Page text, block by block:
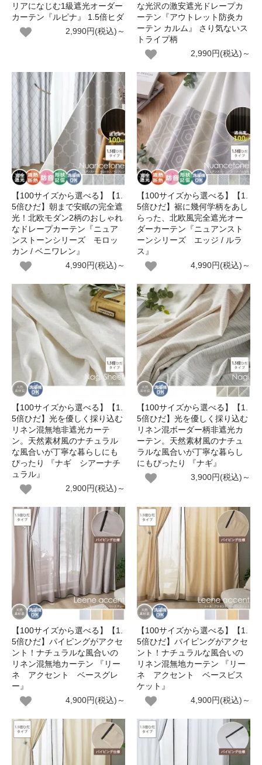
リアになじむ1級遮光オーダー
カーテン『ルピナ』 1.5倍ヒダ
2,990円(税込)～
な光沢の激安遮光ドレープカ
ーテン『アウトレット防炎カ
ーテン カルム』 さり気ないス
トライプ柄
2,990円(税込)～
【100サイズから選べる】【1.
5倍ひだ】朝まで安眠の完全遮
光！北欧モダン2柄のおしゃれ
なドレープカーテン『ニュア
ンストーンシリーズ モロッ
カン / ベニワレン』
4,990円(税込)～
【100サイズから選べる】【1.
5倍ひだ】裾に幾何学柄をあし
らった、北欧風完全遮光オー
ダーカーテン『ニュアンスト
ーンシリーズ エッジ / ルラ
ス』
4,990円(税込)～
【100サイズから選べる】【1.
5倍ひだ】光を優しく採り込む
リネン混無地非遮光カーテ
ン。天然素材風のナチュラル
な風合いが丁寧な暮らしにも
ぴったり 『ナギ シアーナチ
ュラル』
2,900円(税込)～
【100サイズから選べる】【1.
5倍ひだ】光を優しく採り込む
リネン混ボーダー柄非遮光カ
ーテン。天然素材風のナチュ
ラルな風合いが丁寧な暮らし
にもぴったり 『ナギ』
3,900円(税込)～
【100サイズから選べる】【1.
5倍ひだ】パイピングがアクセ
ント！ナチュラルな風合いの
リネン混無地カーテン 『リー
ネ アクセント ベースグレ
ー』
4,900円(税込)～
【100サイズから選べる】【1.
5倍ひだ】パイピングがアクセ
ント！ナチュラルな風合いの
リネン混無地カーテン 『リー
ネ アクセント ベースビス
ケット』
4,900円(税込)～